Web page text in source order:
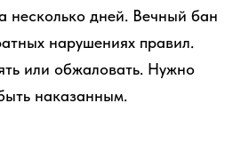
несколько дней. Вечный бан
нарушениях правил.
или обжаловать. Нужно
наказанным.